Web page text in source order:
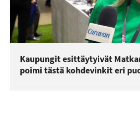
Kaupungit esittäytyivät
poimi tästä kohdevinkit eri